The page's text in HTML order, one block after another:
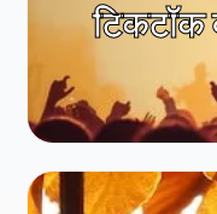
टिकटॉक